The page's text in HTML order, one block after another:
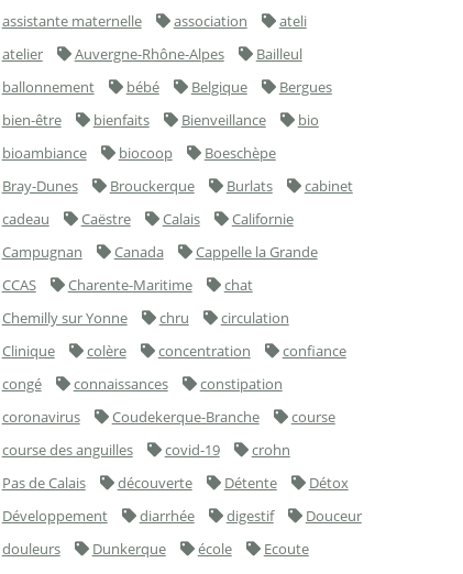
assistante maternelle
association
ateli
atelier
Auvergne-Rhône-Alpes
Bailleul
ballonnement
bébé Belgique
Bergues
bien-être
bienfaits Bienveillance
bio
bioambiance
biocoop
Boeschèpe
Bray-Dunes
Brouckerque Burlats
cabinet
cadeau
Caëstre Calais
Californie
Campugnan
Canada
Cappelle la Grande
CCAS
Charente-Maritime
chat
Chemilly sur Yonne
chru
circulation
Clinique
colère concentration
confiance
congé
connaissances
constipation
coronavirus
Coudekerque-Branche
course
course des anguilles
covid-19
crohn
Pas de Calais
découverte Détente
Détox
Développement
diarrhée digestif
Douceur
douleurs
Dunkerque école
Ecoute